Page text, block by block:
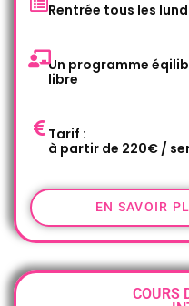
Rentrée tous les
Un programme
libre
Tarif :
à partir de 220€ /
EN SAVOIR
COURS